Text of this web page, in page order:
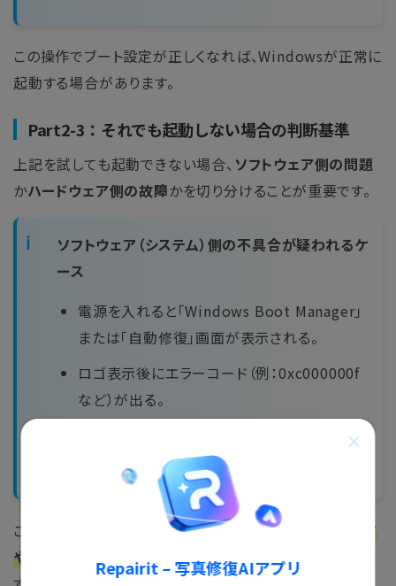
Repairit – 写真修復AIアプリ
この操作でブート設定が正しくなれば、Windowsが正常に
起動する場合があります。
Part2-3：それでも起動しない場合の判断基準
上記を試しても起動できない場合、 ソフトウェア側の問題
かハードウェア側の故障かを切り分けることが重要です。
ソフトウェア（システム）側の不具合が疑われるケ
ース
電源を入れると「Windows Boot Manager」
または「自動修復」画面が表示される。
ロゴ表示後にエラーコード（例：0xc000000f
など）が出る。
直前にWindows Updateやドライバー更新を
この場合は、
Windows修復ツール（インストールメディア
や自動修復機能）
を使うことで復旧できる可能性がありま